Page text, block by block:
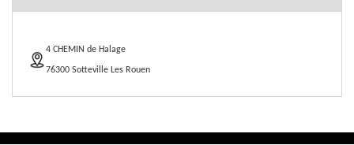
4 CHEMIN de Halage
76300 Sotteville Les Rouen